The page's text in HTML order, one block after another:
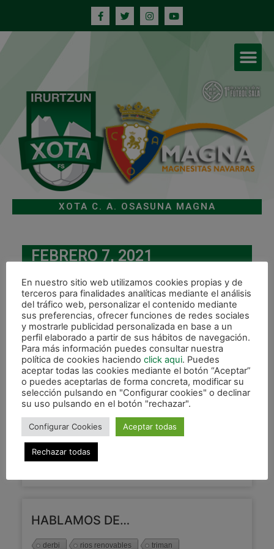
XOTA C. A. OSASUNA MAGNA
FEBRERO 7, 2021
Derrota (6-3) tras un mal partido
de Osasuna Magna en Ferrol
LEER MÁS »
7 febrero, 2021
CATEGORÍAS
DESTACADAS(208)
XOTA(2.931)
HABLAMOS DE…
derbi rios renovables triman
En nuestro sitio web utilizamos cookies propias y de
terceros para finalidades analíticas mediante el análisis
del tráfico web, personalizar el contenido mediante
sus preferencias, ofrecer funciones de redes sociales
y mostrarle publicidad personalizada en base a un
perfil elaborado a partir de sus hábitos de navegación.
Para más información puedes consultar nuestra
política de cookies haciendo click aqui. Puedes
aceptar todas las cookies mediante el botón “Aceptar”
o puedes aceptarlas de forma concreta, modificar su
selección pulsando en "Configurar cookies" o declinar
su uso pulsando en el botón "rechazar".
Configurar Cookies Aceptar todas
Rechazar todas